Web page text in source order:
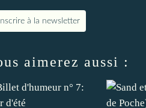
à la newsletter
aimerez aussi :